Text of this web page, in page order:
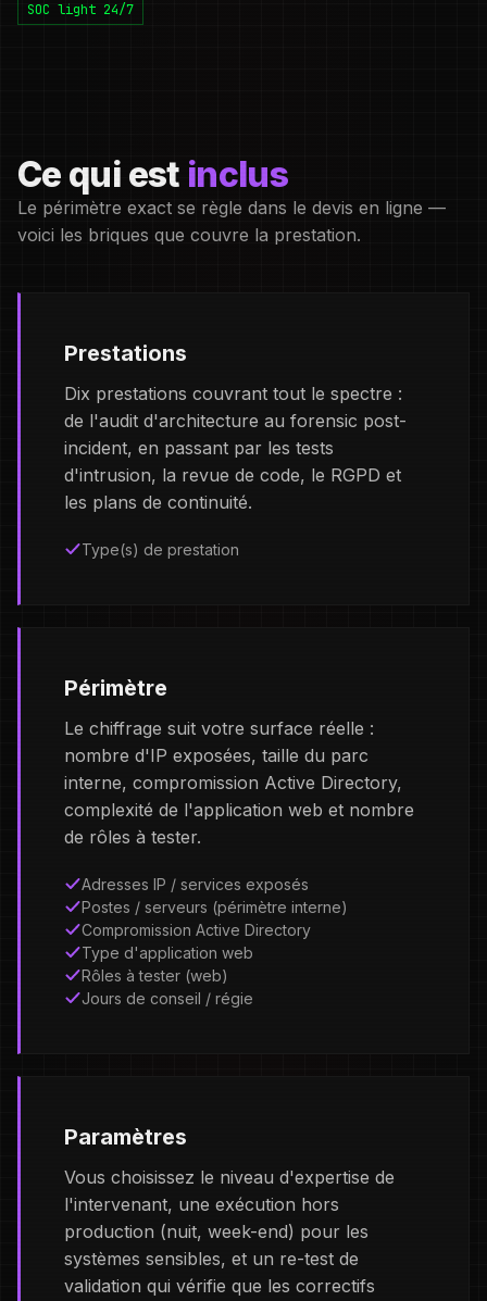
SOC light 24/7
Ce qui est inclus
Le périmètre exact se règle dans le devis en ligne —
voici les briques que couvre la prestation.
Prestations
Dix prestations couvrant tout le spectre :
de l'audit d'architecture au forensic post-
incident, en passant par les tests
d'intrusion, la revue de code, le RGPD et
les plans de continuité.
Type(s) de prestation
Périmètre
Le chiffrage suit votre surface réelle :
nombre d'IP exposées, taille du parc
interne, compromission Active Directory,
complexité de l'application web et nombre
de rôles à tester.
Adresses IP / services exposés
Postes / serveurs (périmètre interne)
Compromission Active Directory
Type d'application web
Rôles à tester (web)
Jours de conseil / régie
Paramètres
Vous choisissez le niveau d'expertise de
l'intervenant, une exécution hors
production (nuit, week-end) pour les
systèmes sensibles, et un re-test de
validation qui vérifie que les correctifs